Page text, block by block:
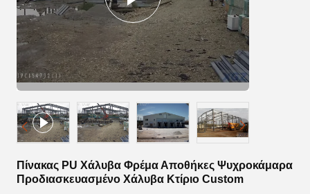
Πίνακας PU Χάλυβα Φρέμα Αποθήκες Ψυχροκάμαρα
Προδιασκευασμένο Χάλυβα Κτίριο Custom